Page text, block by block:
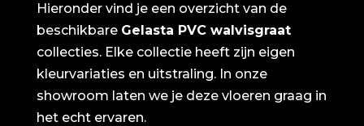
Hieronder vind je een overzicht van de
beschikbare Gelasta PVC walvisgraat
collecties. Elke collectie heeft zijn eigen
kleurvariaties en uitstraling. In onze
showroom laten we je deze vloeren graag in
het echt ervaren.